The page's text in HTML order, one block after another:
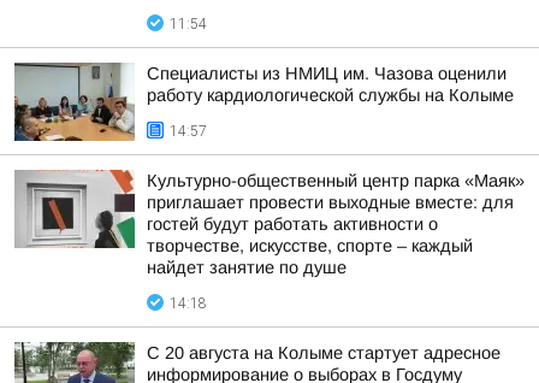
11:54
Специалисты из НМИЦ им. Чазова оценили
работу кардиологической службы на Колыме
14:57
Культурно-общественный центр парка «Маяк»
приглашает провести выходные вместе: для
гостей будут работать активности о
творчестве, искусстве, спорте – каждый
найдет занятие по душе
14:18
С 20 августа на Колыме стартует адресное
информирование о выборах в Госдуму